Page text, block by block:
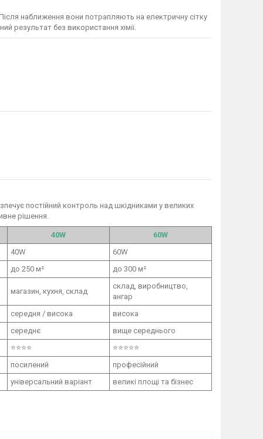
наближення вони потрапляють на електричну сітку
результат без використання хімії.
постійний контроль над шкідниками у великих
рішення.
40W
60W
40W
60W
до 250 м²
до 300 м²
магазин, кухня, склад
склад, виробництво,
ангар
середня / висока
висока
середнє
вище середнього
⭐⭐⭐⭐
⭐⭐⭐⭐⭐
посилений
професійний
універсальний варіант
великі площі та бізнес